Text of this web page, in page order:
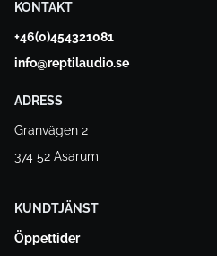
KONTAKT
+46(0)454321081
info@reptilaudio.se
ADRESS
Granvägen 2
374 52 Asarum
KUNDTJÄNST
Öppettider